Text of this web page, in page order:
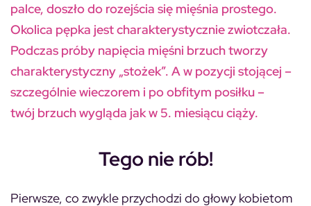
palce, doszło do rozejścia się mięśnia prostego.
Okolica pępka jest charakterystycznie zwiotczała.
Podczas próby napięcia mięśni brzuch tworzy
charakterystyczny „stożek”. A w pozycji stojącej –
szczególnie wieczorem i po obfitym posiłku –
twój brzuch wygląda jak w 5. miesiącu ciąży.
Tego nie rób!
Pierwsze, co zwykle przychodzi do głowy kobietom